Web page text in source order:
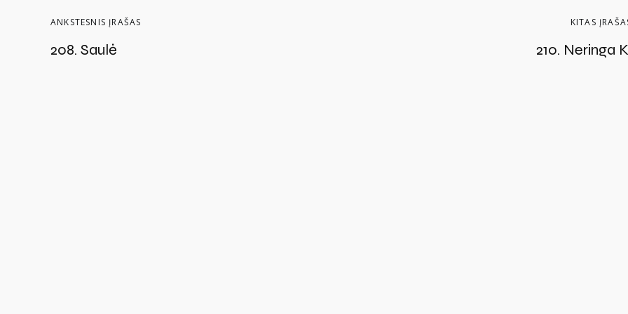
ANKSTESNIS ĮRAŠAS
208. Saulė
KITAS
210. Neringa